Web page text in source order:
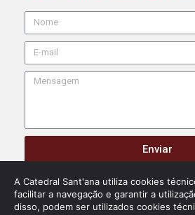
A Catedral Sant'ana utiliza cookies
facilitar a navegação e garantir a
disso, podem ser utilizados cookies
Enviar
Copyright Catedral